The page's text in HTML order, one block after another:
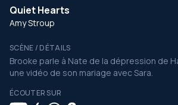
Quiet Hearts
Amy Stroup
SCÈNE / DÉTAILS
Brooke parle à Nate de la dépression de
une vidéo de son mariage avec Sara.
ÉCOUTER SUR